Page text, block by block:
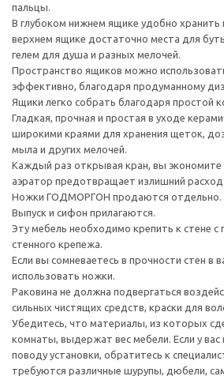
пальцы.
В глубоком нижнем ящике удобно хранить
верхнем ящике достаточно места для
гелем для душа и разных мелочей.
Пространство ящиков можно
эффективно, благодаря продуманному
Ящики легко собрать благодаря простой
Гладкая, прочная и простая в уходе
широкими краями для хранения щеток,
мыла и других мелочей.
Каждый раз открывая кран, вы экономите
аэратор предотвращает излишний
Ножки ГОДМОРГОН продаются отдельно.
Выпуск и сифон прилагаются.
Эту мебель необходимо крепить к стене
стенного крепежа.
Если вы сомневаетесь в прочности стен в
использовать ножки.
Раковина не должна подвергаться
сильных чистящих средств, краски для
Убедитесь, что материалы, из которых
комнаты, выдержат вес мебели. Если у вас
поводу установки, обратитесь к
требуются различные шурупы, дюбели,